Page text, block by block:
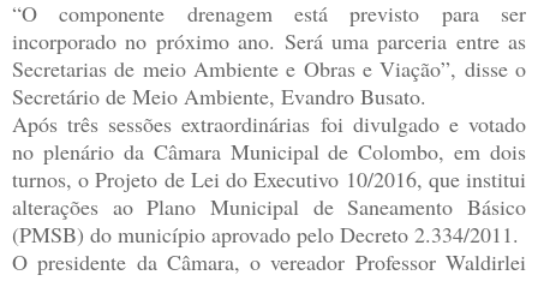
“O componente drenagem está previsto para ser
incorporado no próximo ano. Será uma parceria entre as
Secretarias de meio Ambiente e Obras e Viação”, disse o
Secretário de Meio Ambiente, Evandro Busato.
Após três sessões extraordinárias foi divulgado e votado
no plenário da Câmara Municipal de Colombo, em dois
turnos, o Projeto de Lei do Executivo 10/2016, que institui
alterações ao Plano Municipal de Saneamento Básico
(PMSB) do município aprovado pelo Decreto 2.334/2011.
O presidente da Câmara, o vereador Professor Waldirlei